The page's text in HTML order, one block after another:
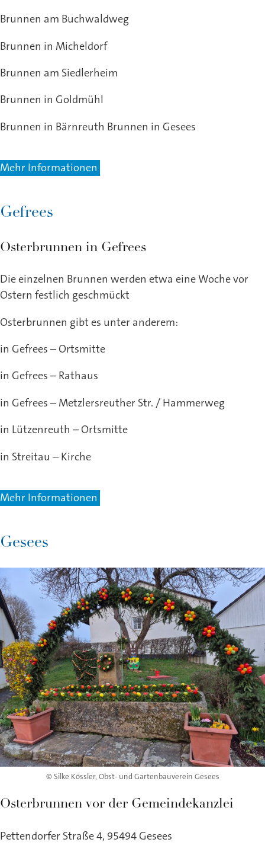
Brunnen am Buchwaldweg
Brunnen in Micheldorf
Brunnen am Siedlerheim
Brunnen in Goldmühl
Brunnen in Bärnreuth Brunnen in Gesees
Mehr Informationen
Gefrees
Osterbrunnen in Gefrees
Die einzelnen Brunnen werden etwa eine Woche vor
Ostern festlich geschmückt
Osterbrunnen gibt es unter anderem:
in Gefrees – Ortsmitte
in Gefrees – Rathaus
in Gefrees – Metzlersreuther Str. / Hammerweg
in Lützenreuth – Ortsmitte
in Streitau – Kirche
Mehr Informationen
Gesees
© Silke Kössler, Obst- und Gartenbauverein Gesees
Osterbrunnen vor der Gemeindekanzlei
Pettendorfer Straße 4, 95494 Gesees